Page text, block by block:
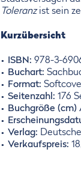
Toleranzist sein
Kurzübersicht
ISBN: 978-3-
Buchart:
Format:
Seitenzahl: 176
Buchgröße (cm)
Verlag:
Verkaufspreis: